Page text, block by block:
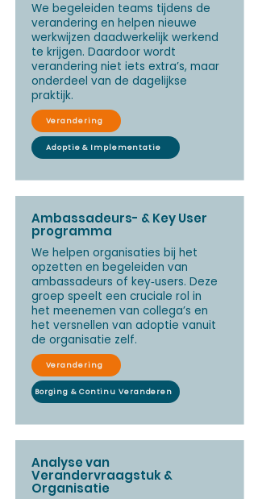
We begeleiden teams tijdens de
verandering en helpen nieuwe
werkwijzen daadwerkelijk werkend
te krijgen. Daardoor wordt
verandering niet iets extra’s, maar
onderdeel van de dagelijkse
praktijk.
Verandering
Adoptie & Implementatie
Ambassadeurs- & Key User
programma
We helpen organisaties bij het
opzetten en begeleiden van
ambassadeurs of key‑users. Deze
groep speelt een cruciale rol in
het meenemen van collega’s en
het versnellen van adoptie vanuit
de organisatie zelf.
Verandering
Borging & Continu Veranderen
Analyse van
Verandervraagstuk &
Organisatie